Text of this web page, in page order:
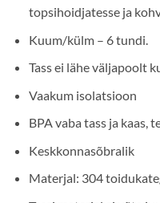
topsihoidjatesse ja
Kuum/külm – 6 tundi.
Tass ei lähe väljapoolt
Vaakum isolatsioon
BPA vaba tass ja kaas,
Keskkonnasõbralik
Materjal: 304